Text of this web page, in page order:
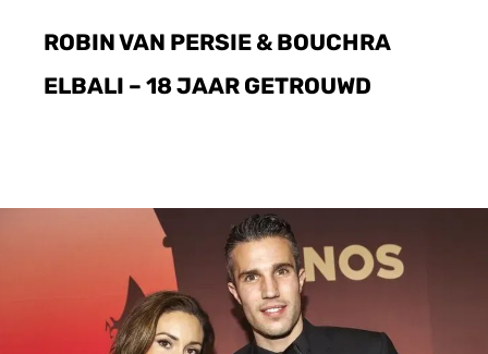
ROBIN VAN PERSIE & BOUCHRA
ELBALI – 18 JAAR GETROUWD